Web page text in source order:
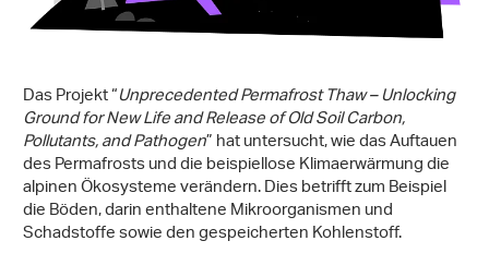
Das Projekt “Unprecedented Permafrost Thaw – Unlocking
Ground for New Life and Release of Old Soil Carbon,
Pollutants, and Pathogen” hat untersucht, wie das Auftauen
des Permafrosts und die beispiellose Klimaerwärmung die
alpinen Ökosysteme verändern. Dies betrifft zum Beispiel
die Böden, darin enthaltene Mikroorganismen und
Schadstoffe sowie den gespeicherten Kohlenstoff.